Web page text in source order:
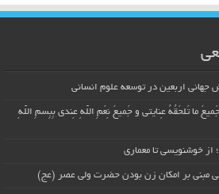
اربعین در توسعه علوم انسانی
ما تَلحَقُهُ عِنایتی و جَمیعَ نِعَمِ اللّهِ عِندی بِبِسمِ اللّهِ
از خوشنویسی تا معماری
مبنی بر امکان زن بودن حضرت ولی عصر (عج)